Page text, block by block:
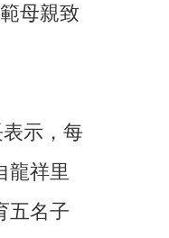
母親致
示，每
龍祥里
五名子